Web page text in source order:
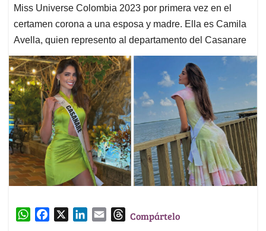
Miss Universe Colombia 2023 por primera vez en el
certamen corona a una esposa y madre. Ella es Camila
Avella, quien represento al departamento del Casanare
W
TCompártelo